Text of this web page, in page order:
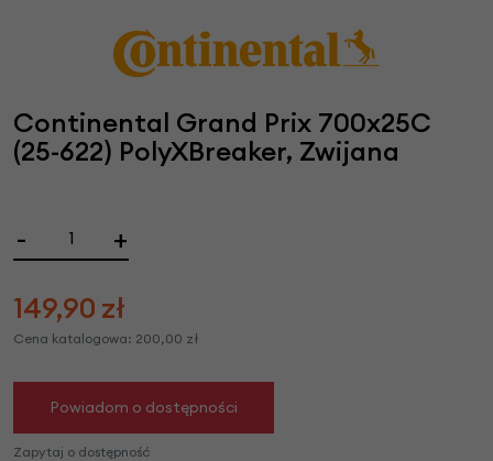
Continental Grand Prix 700x25C
(25-622) PolyXBreaker, Zwijana
- +
149,90 zł
Cena katalogowa: 200,00 zł
Powiadom o dostępności
Zapytaj o dostępność